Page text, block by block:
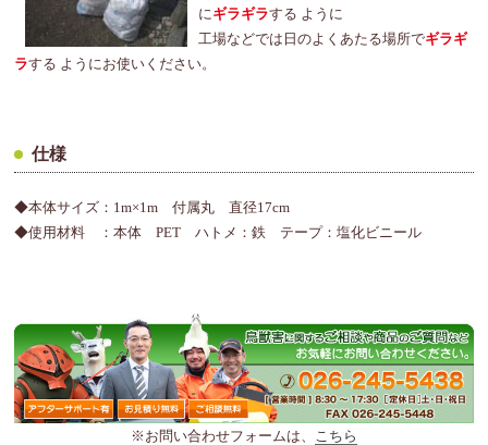
に ギラギラする ように
工場などでは日のよくあたる場所でギラギ
ラする ようにお使いください。
仕様
◆本体サイズ：1m×1m 付属丸 直径17cm
◆使用材料 ：本体 PET ハトメ：鉄 テープ：塩化ビニール
※お問い合わせフォームは、 こちら